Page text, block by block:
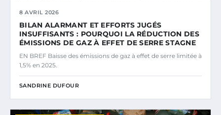
8 AVRIL 2026
BILAN ALARMANT ET EFFORTS JUGÉS
INSUFFISANTS : POURQUOI LA RÉDUCTION DES
ÉMISSIONS DE GAZ À EFFET DE SERRE STAGNE
EN BREF Baisse des émissions de gaz à effet de serre limitée à
1,5% en 2025.
SANDRINE DUFOUR